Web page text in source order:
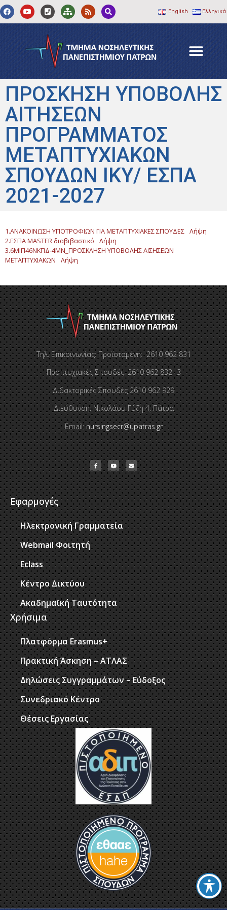
English Ελληνικά
ΠΡΟΣΚΗΣΗ ΥΠΟΒΟΛΗΣ
ΑΙΤΗΣΕΩΝ
ΠΡΟΓΡΑΜΜΑΤΟΣ
ΜΕΤΑΠΤΥΧΙΑΚΩΝ
ΣΠΟΥΔΩΝ ΙΚΥ/ ΕΣΠΑ
2021-2027
1.ΑΝΑΚΟΙΝΩΣΗ ΥΠΟΤΡΟΦΙΩΝ ΓΙΑ ΜΕΤΑΠΤΥΧΙΑΚΕΣ ΣΠΟΥΔΕΣ Λήψη
2.ΕΣΠΑ MASTER διαβιβαστικό
Λήψη
3.6ΜΙΠ46ΝΚΠΔ-4ΜΝ_ΠΡΟΣΚΛΗΣΗ ΥΠΟΒΟΛΗΣ ΑΙΣΗΣΕΩΝ
ΜΕΤΑΠΤΥΧΙΑΚΩΝ
Λήψη
Τηλ. Επικοινωνίας: Προϊσταμένη: 2610 962 831
Προπτυχιακές Σπουδές: 2610 962 832 -3
Διδακτορικές Σπουδές 2610 962 929
Διεύθυνση: Νικολάου Γύζη 4, Πάτρα
Email:nursingsecr@upatras.gr
Εφαρμογές
Ηλεκτρονική Γραμματεία
Webmail Φοιτητή
Eclass
Κέντρο Δικτύου
Ακαδημαϊκή Ταυτότητα
Χρήσιμα
Πλατφόρμα Erasmus+
Πρακτική Άσκηση – ΑΤΛΑΣ
Δηλώσεις Συγγραμμάτων – Εύδοξος
Συνεδριακό Κέντρο
Θέσεις Εργασίας